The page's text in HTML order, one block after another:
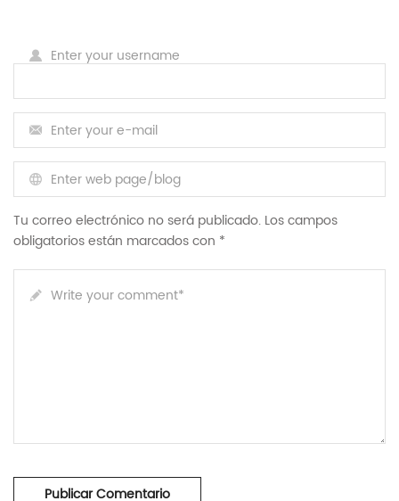
Enter your username
Enter your e-mail
Enter web page/blog
Tu correo electrónico no será publicado. Los campos
obligatorios están marcados con *
Write your comment*